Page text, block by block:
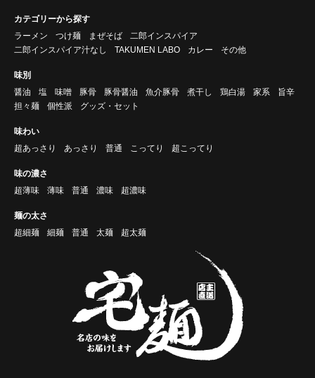
カテゴリーから探す
ラーメン
つけ麺 まぜそば
二郎インスパイア
二郎インスパイア汁なし
TAKUMEN LABO カレー その他
味別
醤油
塩 味噌 豚骨 豚骨醤油 魚介豚骨 煮干し 鶏白湯 家系
旨辛
担々麺
個性派 グッズ・セット
味わい
超あっさり
あっさり 普通 こってり 超こってり
味の濃さ
超薄味
薄味 普通 濃味 超濃味
麺の太さ
超細麺
細麺 普通 太麺 超太麺